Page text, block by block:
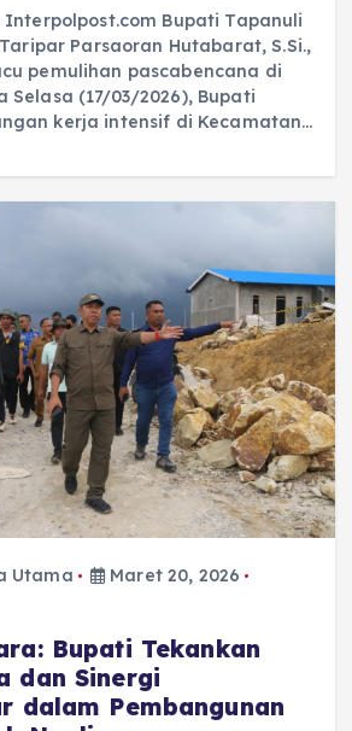
Bupati Tapanuli
Parsaoran Hutabarat, S.Si.,
pemulihan pascabencana di
Selasa (17/03/2026), Bupati
kerja intensif di Kecamatan…
Utama
Maret 20, 2026
Bupati Tekankan
dan Sinergi
dalam Pembangunan